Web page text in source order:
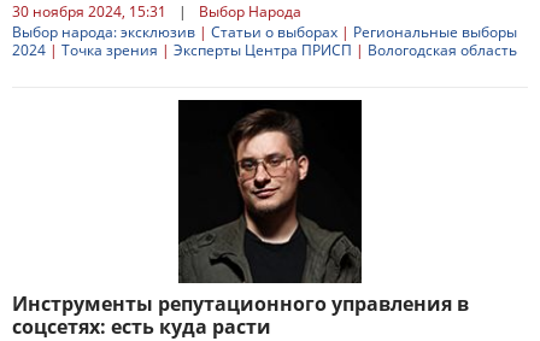
30 ноября 2024, 15:31 |
Выбор Народа
Выбор народа: эксклюзив | Статьи о выборах | Региональные выборы
2024 | Точка зрения | Эксперты Центра ПРИСП | Вологодская область
Инструменты репутационного управления в
соцсетях: есть куда расти